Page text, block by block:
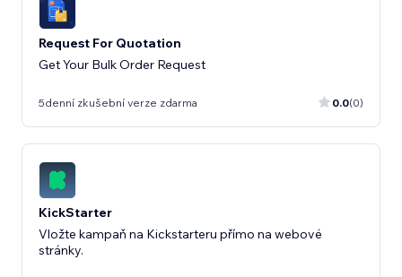
Request For Quotation
Get Your Bulk Order Request
5denní zkušební verze zdarma 0.0(0)
KickStarter
Vložte kampaň na Kickstarteru přímo na webové
stránky.